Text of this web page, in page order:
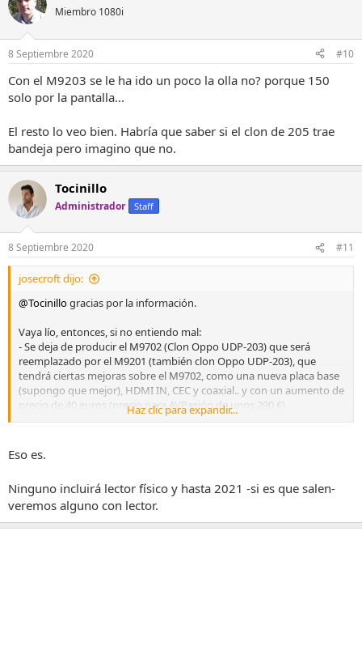
Miembro 1080i
8 Septiembre 2020 #10
Con el M9203 se le ha ido un poco la olla no? porque 150
solo por la pantalla...
El resto lo veo bien. Habría que saber si el clon de 205 trae
bandeja pero imagino que no.
Tocinillo
Administrador Staff
8 Septiembre 2020 #11
josecroft dijo:
@Tocinillogracias por la información.
Vaya lío, entonces, si no entiendo mal:
- Se deja de producir el M9702 (Clon Oppo UDP-203) que será
reemplazado por el M9201 (también clon Oppo UDP-203), que
tendrá ciertas mejoras sobre el M9702, como una nueva placa base
(supongo que mejor), HDMI IN, CEC y coaxial.. y con un aumento de
precio de 40 euros (precio para AVPasión de unos 290 €).
- Además saldrá otro modelo, el M9203 (también clon Oppo UDP-
(160 euros más sólo por llevar pantalla VFD).
"B") y en el que en la descripción no se indica si incluirá lector físico
(recordemos que el original sí lo tenía), por un importe de unos 540
€.
Haz clic para expandir...
Eso es.
Ninguno incluirá lector físico y hasta 2021 -si es que salen-
veremos alguno con lector.